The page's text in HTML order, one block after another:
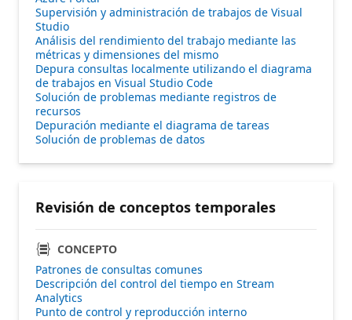
Supervisión y administración de trabajos de Visual
Studio
Análisis del rendimiento del trabajo mediante las
métricas y dimensiones del mismo
Depura consultas localmente utilizando el diagrama
de trabajos en Visual Studio Code
Solución de problemas mediante registros de
recursos
Depuración mediante el diagrama de tareas
Solución de problemas de datos
Revisión de conceptos temporales
CONCEPTO
Patrones de consultas comunes
Descripción del control del tiempo en Stream
Analytics
Punto de control y reproducción interno